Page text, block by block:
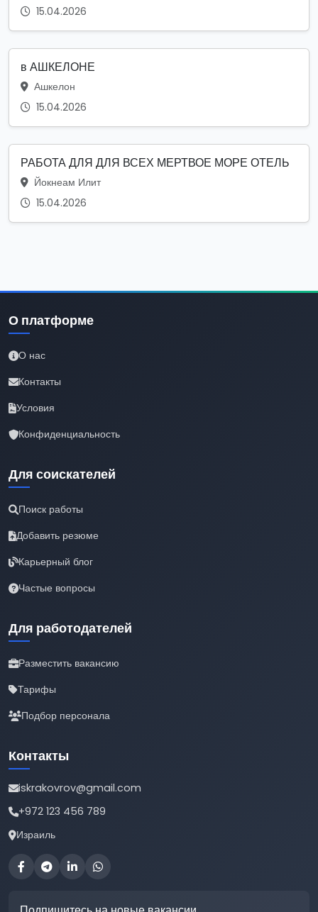
15.04.2026
в АШКЕЛОНЕ
Ашкелон
15.04.2026
РАБОТА ДЛЯ ДЛЯ ВСЕХ МЕРТВОЕ МОРЕ ОТЕЛЬ
Йокнеам Илит
15.04.2026
О платформе
О нас
Контакты
Условия
Конфиденциальность
Для соискателей
Поиск работы
Добавить резюме
Карьерный блог
Частые вопросы
Для работодателей
Разместить вакансию
Тарифы
Подбор персонала
Контакты
iskrakovrov@gmail.com
+972 123 456 789
Израиль